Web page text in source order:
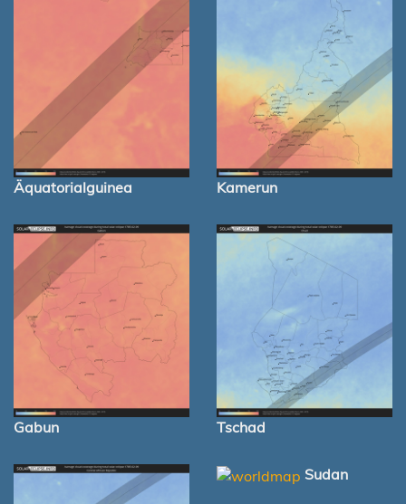
Äquatorialguinea Kamerun
Gabun Tschad
Sudan